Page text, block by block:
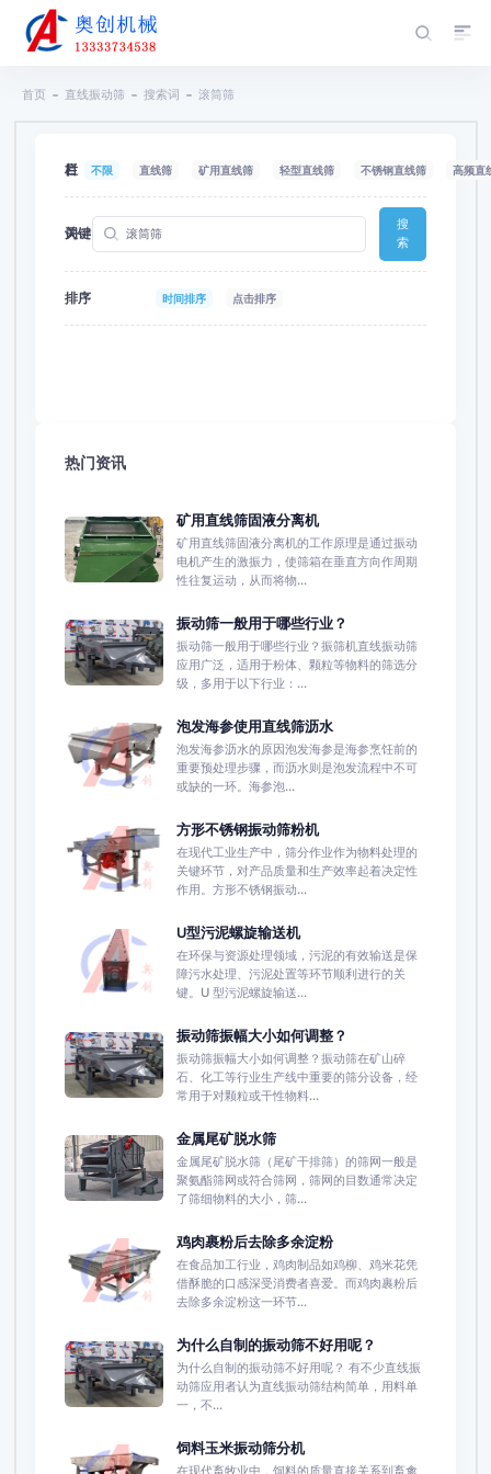
首页 直线振动筛 搜索词 滚筒筛
栏目 不限 直线筛 矿用直线筛 轻型直线筛 不锈钢直线筛 高频直
关键词
搜
索
排序 时间排序 点击排序
热门资讯
矿用直线筛固液分离机
矿用直线筛固液分离机的工作原理是通过振动
电机产生的激振力，使筛箱在垂直方向作周期
性往复运动，从而将物...
振动筛一般用于哪些行业？
振动筛一般用于哪些行业？振筛机直线振动筛
应用广泛，适用于粉体、颗粒等物料的筛选分
级，多用于以下行业：...
泡发海参使用直线筛沥水
泡发海参沥水的原因​泡发海参是海参烹饪前的
重要预处理步骤，而沥水则是泡发流程中不可
或缺的一环。海参泡...
方形不锈钢振动筛粉机
在现代工业生产中，筛分作业作为物料处理的
关键环节，对产品质量和生产效率起着决定性
作用。方形不锈钢振动...
U型污泥螺旋输送机
在环保与资源处理领域，污泥的有效输送是保
障污水处理、污泥处置等环节顺利进行的关
键。U 型污泥螺旋输送...
振动筛振幅大小如何调整？
振动筛振幅大小如何调整？振动筛在矿山碎
石、化工等行业生产线中重要的筛分设备，经
常用于对颗粒或干性物料...
金属尾矿脱水筛
金属尾矿脱水筛（尾矿干排筛）的筛网一般是
聚氨酯筛网或符合筛网，筛网的目数通常决定
了筛细物料的大小，筛...
鸡肉裹粉后去除多余淀粉
在食品加工行业，鸡肉制品如鸡柳、鸡米花凭
借酥脆的口感深受消费者喜爱。而鸡肉裹粉后
去除多余淀粉这一环节...
为什么自制的振动筛不好用呢？
为什么自制的振动筛不好用呢？ 有不少直线振
动筛应用者认为直线振动筛结构简单，用料单
一，不...
饲料玉米振动筛分机
在现代畜牧业中，饲料的质量直接关系到畜禽